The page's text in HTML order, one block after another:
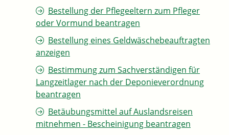
Bestellung der Pflegeeltern zum Pfleger
oder Vormund beantragen
Bestellung eines Geldwäschebeauftragten
anzeigen
Bestimmung zum Sachverständigen für
Langzeitlager nach der Deponieverordnung
beantragen
Betäubungsmittel auf Auslandsreisen
mitnehmen - Bescheinigung beantragen